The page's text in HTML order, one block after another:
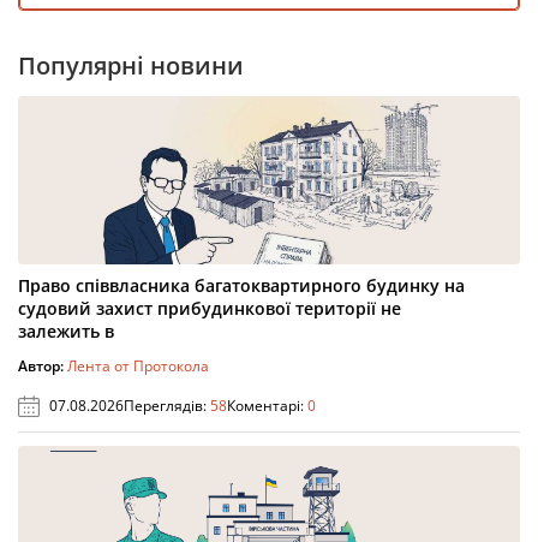
Популярні новини
Право співвласника багатоквартирного будинку на
судовий захист прибудинкової території не
залежить в
Автор:Лента от Протокола
07.08.2026Переглядів:58Коментарі:0